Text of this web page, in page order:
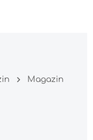
Magazin